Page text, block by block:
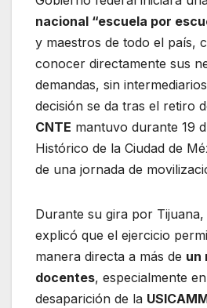
nacional “escuela por
y maestros de todo el país,
conocer directamente sus
demandas, sin
decisión se da tras el retiro
CNTE mantuvo durante 19
Histórico de la Ciudad de
de una jornada de
Durante su gira por
explicó que el ejercicio
manera directa a más de un
docentes, especialmente
desaparición de la